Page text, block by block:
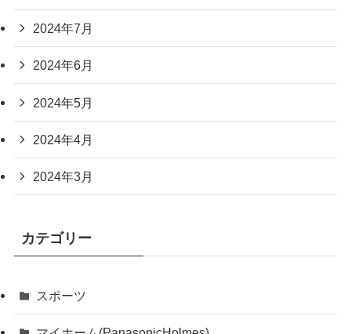
2024年7月
2024年6月
2024年5月
2024年4月
2024年3月
カテゴリー
スポーツ